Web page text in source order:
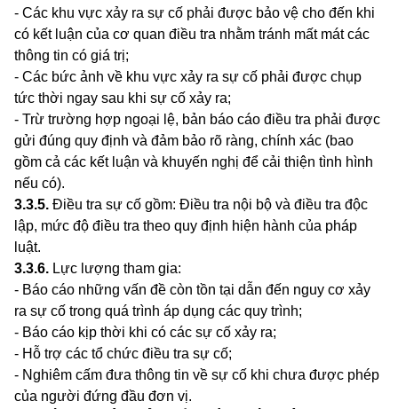
- Các khu vực xảy ra sự cố phải được bảo vệ cho đến khi
có kết uận của cơ quan điều tra nhằm tránh mất mát các
thông tin có giá trị;
- Các bức ảnh về khu vực xảy ra sự cố phải được chụp
tức thời ngay sau khi sự cố xảy ra;
- Trừ trường hợp ngoại lệ, bản báo cáo điều tra phải được
gửi đúng quy định và đảm bảo rõ ràng, chính xác (bao
gồm cả các kết luận và khuyến nghị để cải thiện tình hình
nếu có).
3.3.5. Điều tra sự cố gồm: Điều tra nội bộ và điều tra độc
lập, mức độ điều tra theo quy định hiện hành của pháp
luật.
3.3.6. Lực lượng tham gia:
- Báo cáo những vấn đề còn tồn tại dẫn đến nguy cơ xảy
ra sự cố trong quá trình áp dụng các quy trình;
- Báo cáo kịp thời khi có các sự cố xảy ra;
- Hỗ trợ các tổ chức điều tra sự cố;
- Nghiêm cấm đưa thông tin về sự cố khi chưa được phép
của người đứng đầu đơn vị.